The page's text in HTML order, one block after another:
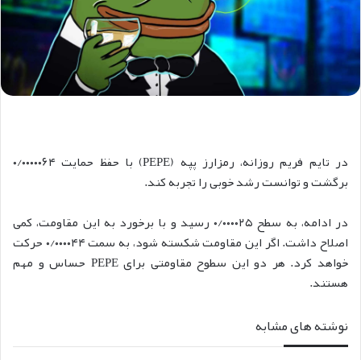
در تایم فریم روزانه، رمزارز پپه (PEPE) با حفظ حمایت ۰/۰۰۰۰۰۶۴
برگشت و توانست رشد خوبی را تجربه کند.
در ادامه، به سطح ۰/۰۰۰۰۲۵ رسید و با برخورد به این مقاومت، کمی
اصلاح داشت. اگر این مقاومت شکسته شود، به سمت ۰/۰۰۰۰۴۴ حرکت
خواهد کرد. هر دو این سطوح مقاومتی برای PEPE حساس و مهم
هستند.
نوشته های مشابه